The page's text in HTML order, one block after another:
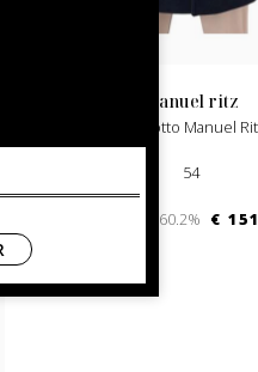
manuel ritz
Cappotto Manuel
54
-60.2% €